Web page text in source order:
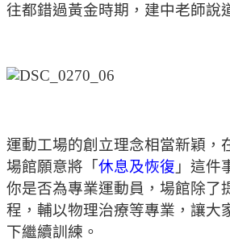
往都錯過黃金時期，建中老師說
運動工場的創立理念相當新穎，
場館願意將「 休息及恢復 」這件
你是否為專業運動員，場館除了
程，輔以物理治療等專業，讓大
下繼續訓練。